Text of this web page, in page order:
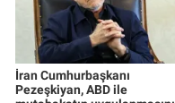
İran Cumhurbaşkanı
Pezeşkiyan, ABD ile